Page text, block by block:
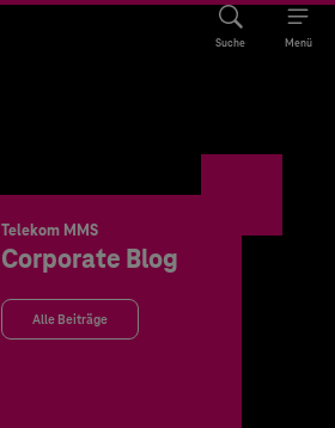
Suche Menü
Telekom MMS
Corporate Blog
Alle Beiträge